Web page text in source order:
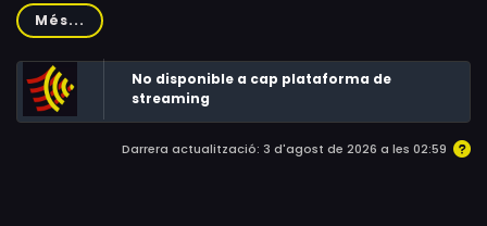
científica. El virus, però, serà el més petit dels seus
problemes, sobretot quan s’adonin que en el paisatge
frondós hi passen coses d’allò més estranyes.
Més...
No disponible a cap plataforma de
streaming
Darrera actualització: 3 d'agost de 2026 a les 02:59